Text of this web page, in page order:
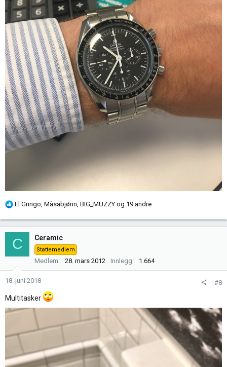
R
k
s
e
r
El Gringo Måsabjønn BIG_MUZZY og 19 andre
C Ceramic
Støttemedlem
Medlem 28. mars 2012 Innlegg 1.664
18. juni 2018 #8
Multitasker